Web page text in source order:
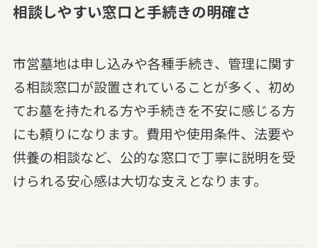
相談しやすい窓口と手続きの明確さ
市営墓地は申し込みや各種手続き、管理に関す
る相談窓口が設置されていることが多く、初め
てお墓を持たれる方や手続きを不安に感じる方
にも頼りになります。費用や使用条件、法要や
供養の相談など、公的な窓口で丁寧に説明を受
けられる安心感は大切な支えとなります。